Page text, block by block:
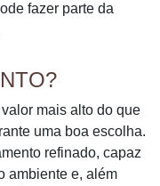
fazer parte da
mais alto do que
uma boa escolha.
refinado, capaz
ambiente e, além